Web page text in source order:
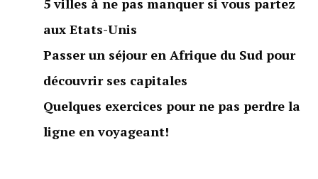
5 villes à ne pas manquer si vous partez
aux Etats-Unis
Passer un séjour en Afrique du Sud pour
découvrir ses capitales
Quelques exercices pour ne pas perdre la
ligne en voyageant!